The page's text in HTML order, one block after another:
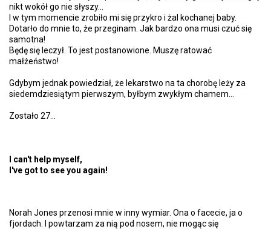
nikt wokół go nie słyszy...
I w tym momencie zrobiło mi się przykro i żal kochanej baby.
Dotarło do mnie to, że przeginam. Jak bardzo ona musi czuć się
samotna!
Będę się leczył. To jest postanowione. Muszę ratować
małżeństwo!
Gdybym jednak powiedział, że lekarstwo na ta chorobę leży za
siedemdziesiątym pierwszym, byłbym zwykłym chamem...
Zostało 27...
I can't help myself,
I've got to see you again!
Norah Jones przenosi mnie w inny wymiar. Ona o facecie, ja o
fjordach. I powtarzam za nią pod nosem, nie mogąc się